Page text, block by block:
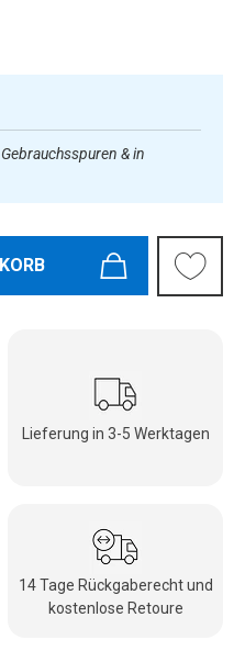
& in
Lieferung in 3-5 Werktagen
14 Tage Rückgaberecht und
kostenlose Retoure